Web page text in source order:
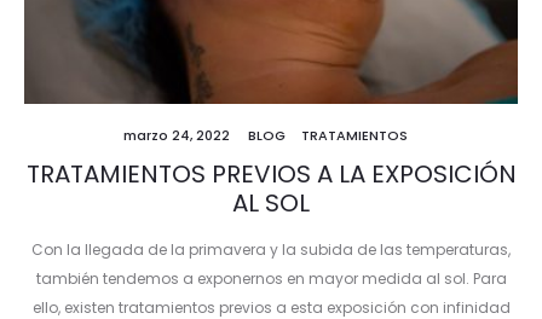
marzo 24, 2022 BLOG TRATAMIENTOS
TRATAMIENTOS PREVIOS A LA EXPOSICIÓN
AL SOL
Con la llegada de la primavera y la subida de las temperaturas,
también tendemos a exponernos en mayor medida al sol. Para
ello, existen tratamientos previos a esta exposición con infinidad